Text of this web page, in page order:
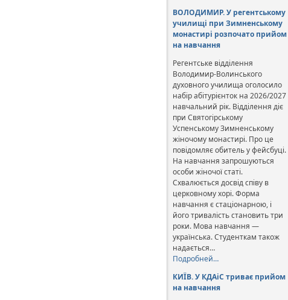
ВОЛОДИМИР. У регентському
училищі при Зимненському
монастирі розпочато прийом
на навчання
Регентське відділення
Володимир-Волинського
духовного училища оголосило
набір абітурієнток на 2026/2027
навчальний рік. Відділення діє
при Святогірському
Успенському Зимненському
жіночому монастирі. Про це
повідомляє обитель у фейсбуці.
На навчання запрошуються
особи жіночої статі.
Схвалюється досвід співу в
церковному хорі. Форма
навчання є стаціонарною, і
його тривалість становить три
роки. Мова навчання —
українська. Студенткам також
надається…
Подробней…
КИЇВ. У КДАіС триває прийом
на навчання